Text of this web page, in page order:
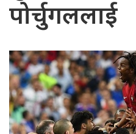
पोर्चुगललाई